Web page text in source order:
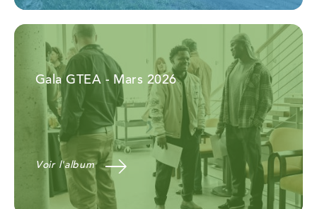
Gala GTEA - Mars 2026
Voir l'album